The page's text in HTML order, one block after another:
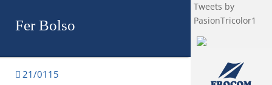
Fer Bolso
21/0115
Tweets by
PasionTricolor1